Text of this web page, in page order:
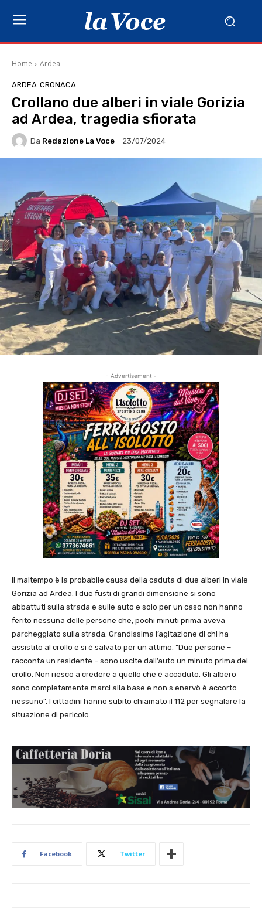
Home Ardea
ARDEA CRONACA
Crollano due alberi in viale Gorizia
ad Ardea, tragedia sfiorata
Da Redazione La Voce 23/07/2024
- Advertisement -
Il maltempo è la probabile causa della caduta di due alberi in viale
Gorizia ad Ardea. I due fusti di grandi dimensione si sono
abbattuti sulla strada e sulle auto e solo per un caso non hanno
ferito nessuna delle persone che, pochi minuti prima aveva
parcheggiato sulla strada. Grandissima l’agitazione di chi ha
assistito al crollo e si è salvato per un attimo. “Due persone –
racconta un residente – sono uscite dall’auto un minuto prima del
crollo. Non riesco a credere a quello che è accaduto. Gli albero
sono completamente marci alla base e non s enervò è accorto
nessuno”. I cittadini hanno subito chiamato il 112 per segnalare la
situazione di pericolo.
Facebook Twitter